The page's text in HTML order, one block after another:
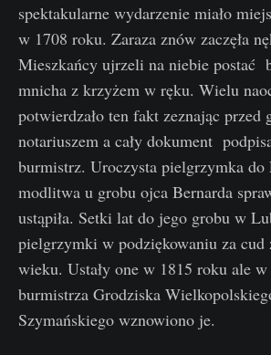
spektakularne wydarzenie miało
w 1708 roku. Zaraza znów zaczęła
Mieszkańcy ujrzeli na niebie postać
mnicha z krzyżem w ręku. Wielu
potwierdzało ten fakt zeznając przed
notariuszem a cały dokument
burmistrz. Uroczysta pielgrzymka
modlitwa u grobu ojca Bernarda
ustąpiła. Setki lat do jego grobu w
pielgrzymki w podziękowaniu za
wieku. Ustały one w 1815 roku ale w
burmistrza Grodziska
Szymańskiego wznowiono je.